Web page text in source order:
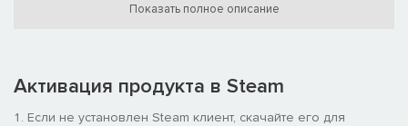
Показать полное описание
Активация продукта в Steam
Если не установлен Steam клиент, скачайте его для